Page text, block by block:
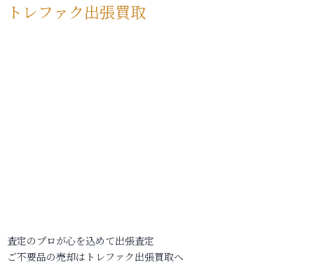
トレファク出張買取
査定のプロが心を込めて出張査定
ご不要品の売却はトレファク出張買取へ